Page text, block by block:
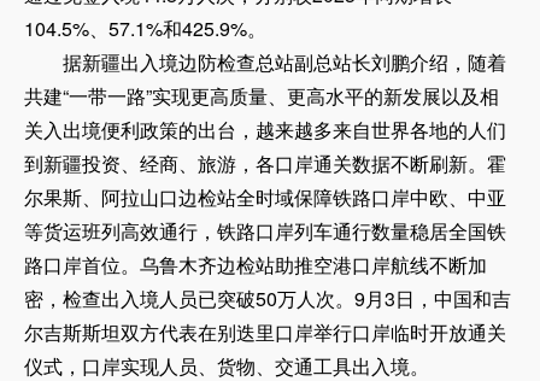
104.5%、57.1%和425.9%。
据新疆出入境边防检查总站副总站长刘鹏介绍，随着
共建“一带一路”实现更高质量、更高水平的新发展以及相
关入出境便利政策的出台，越来越多来自世界各地的人们
到新疆投资、经商、旅游，各口岸通关数据不断刷新。霍
尔果斯、阿拉山口边检站全时域保障铁路口岸中欧、中亚
等货运班列高效通行，铁路口岸列车通行数量稳居全国铁
路口岸首位。乌鲁木齐边检站助推空港口岸航线不断加
密，检查出入境人员已突破50万人次。9月3日，中国和吉
尔吉斯斯坦双方代表在别迭里口岸举行口岸临时开放通关
仪式，口岸实现人员、货物、交通工具出入境。